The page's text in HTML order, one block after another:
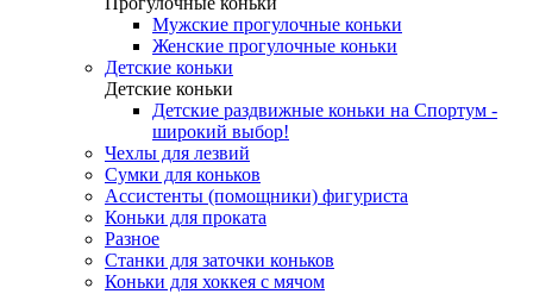
Мужские прогулочные коньки
Женские прогулочные коньки
Детские коньки
Детские коньки
Детские раздвижные коньки на Спортум -
широкий выбор!
Чехлы для лезвий
Сумки для коньков
Ассистенты (помощники) фигуриста
Коньки для проката
Разное
Станки для заточки коньков
Коньки для хоккея с мячом